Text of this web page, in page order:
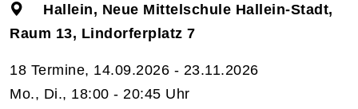
Hallein, Neue Mittelschule Hallein-Stadt,
Raum 13, Lindorferplatz 7
18 Termine, 14.09.2026 - 23.11.2026
Mo., Di., 18:00 - 20:45 Uhr